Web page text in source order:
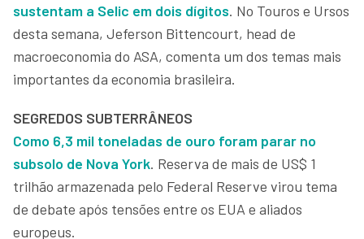
sustentam a Selic em dois dígitos. No Touros e Ursos
desta semana, Jeferson Bittencourt, head de
macroeconomia do ASA, comenta um dos temas mais
importantes da economia brasileira.
SEGREDOS SUBTERRÂNEOS
Como 6,3 mil toneladas de ouro foram parar no
subsolo de Nova York. Reserva de mais de US$ 1
trilhão armazenada pelo Federal Reserve virou tema
de debate após tensões entre os EUA e aliados
europeus.